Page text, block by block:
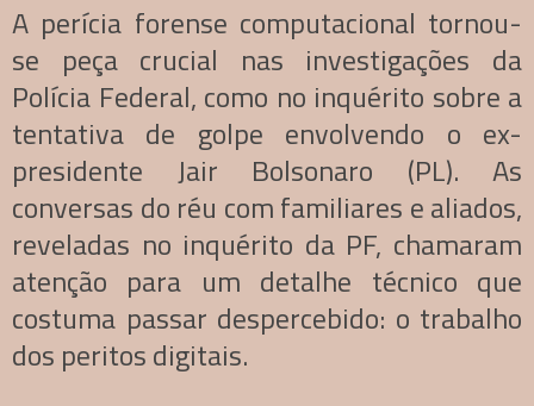
A perícia forense computacional tornou-
se peça crucial nas investigações da
Polícia Federal, como no inquérito sobre a
tentativa de golpe envolvendo o ex-
presidente Jair Bolsonaro (PL). As
conversas do réu com familiares e aliados,
reveladas no inquérito da PF, chamaram
atenção para um detalhe técnico que
costuma passar despercebido: o trabalho
dos peritos digitais.